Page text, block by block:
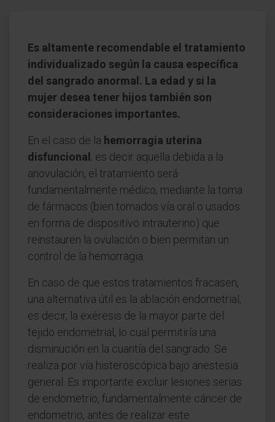
Es altamente recomendable el tratamiento
individualizado según la causa específica
del sangrado anormal. La edad y si la
mujer desea tener hijos también son
consideraciones importantes.
En el caso de la hemorragia uterina
disfuncional , es decir aquella debida a la
anovulación, el tratamiento será
fundamentalmente médico, mediante la toma
de fármacos (bien tomados vía oral o usados
en forma de dispositivo intrauterino) que
reinstauren la ovulación o bien permitan un
control de la hemorragia.
En caso de que estos tratamientos fracasen,
una alternativa útil es la ablación endometrial,
es decir, la exéresis de la mayor parte del
tejido endometrial, lo cual permitiría una
disminución en la cuantía del sangrado. Se
realiza por vía histeroscópica bajo anestesia
general. Es importante excluir lesiones serias
de endometrio, fundamentalmente cáncer de
endometrio, antes de realizar este